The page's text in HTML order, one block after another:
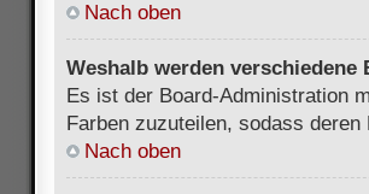
Nach oben
Weshalb werden
Es ist der Board-Administration
Farben zuzuteilen, sodass
Nach oben